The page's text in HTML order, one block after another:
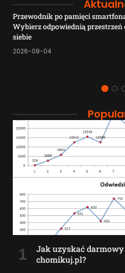
Przewodnik po pamięci
Wybierz odpowiednią przestrzeń
siebie
2026-08-04
Jak uzyskać
chomikuj.pl?